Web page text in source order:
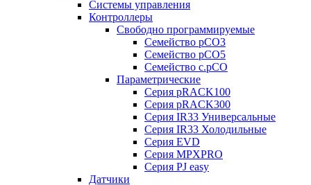
Системы управления
Контроллеры
Свободно программируемые
Семейство pCO3
Семейство pCO5
Семейство c.pCO
Параметрические
Серия pRACK100
Серия pRACK300
Серия IR33 Универсальные
Серия IR33 Холодильные
Серия EVD
Серия MPXPRO
Серия PJ easy
Датчики